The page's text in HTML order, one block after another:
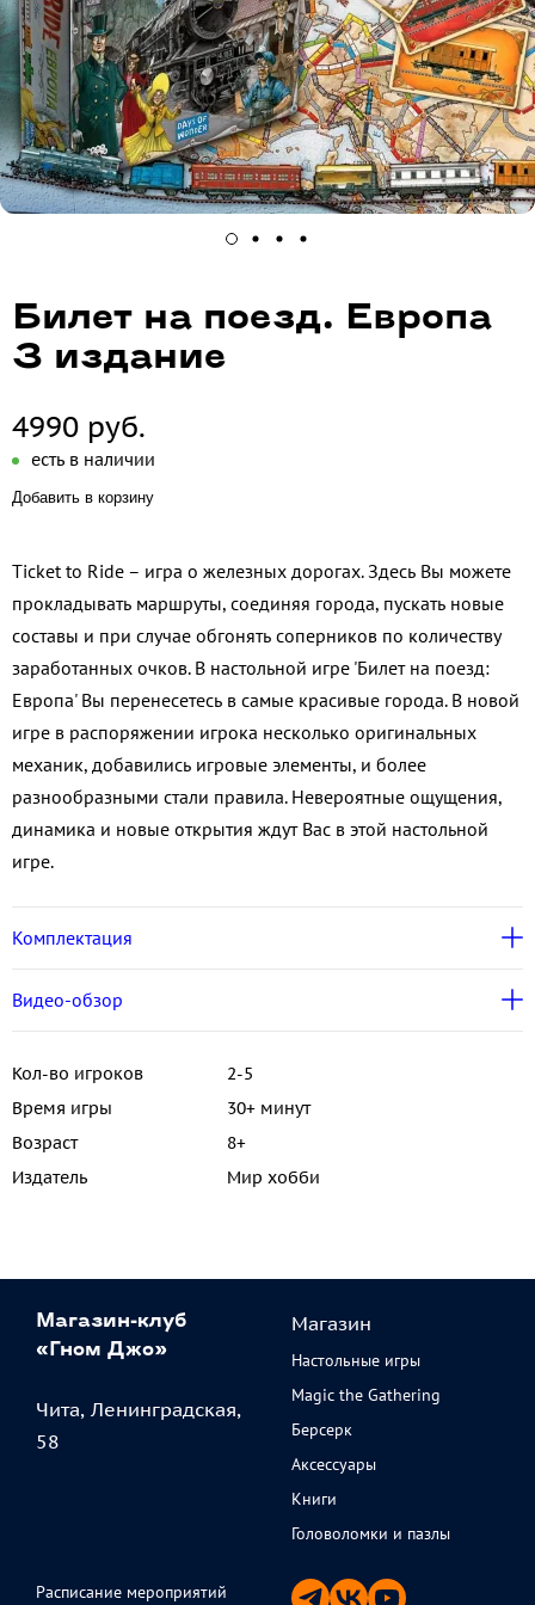
Билет на поезд. Европа
3 издание
4990 руб.
есть в наличии
Добавить в корзину
Ticket to Ride – игра о железных дорогах. Здесь Вы можете
прокладывать маршруты, соединяя города, пускать новые
составы и при случае обгонять соперников по количеству
заработанных очков. В настольной игре 'Билет на поезд:
Европа' Вы перенесетесь в самые красивые города. В новой
игре в распоряжении игрока несколько оригинальных
механик, добавились игровые элементы, и более
разнообразными стали правила. Невероятные ощущения,
динамика и новые открытия ждут Вас в этой настольной
игре.
Комплектация
Видео-обзор
Кол-во игроков
2-5
Время игры
30+ минут
Возраст
8+
Издатель
Мир хобби
Магазин-клуб
«Гном Джо»
Чита, Ленинградская,
58
Магазин
Настольные игры
Magic the Gathering
Берсерк
Аксессуары
Книги
Головоломки и пазлы
Расписание мероприятий